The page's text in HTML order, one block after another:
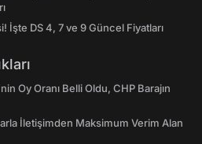
İşte DS 4, 7 ve 9 Güncel Fiyatları
Oy Oranı Belli Oldu, CHP Barajın
İletişimden Maksimum Verim Alan